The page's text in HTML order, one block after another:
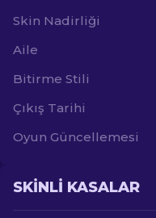
Skin Nadirliği
Aile
Bitirme Stili
Çıkış Tarihi
Oyun Güncellemesi
SKINLI KASALAR